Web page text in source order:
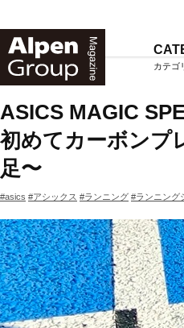
カテゴ
TOP マガジン一覧
ASICS MAGIC
初めてカーボンプ
足〜
#asics #アシックス #ランニング #ランニング